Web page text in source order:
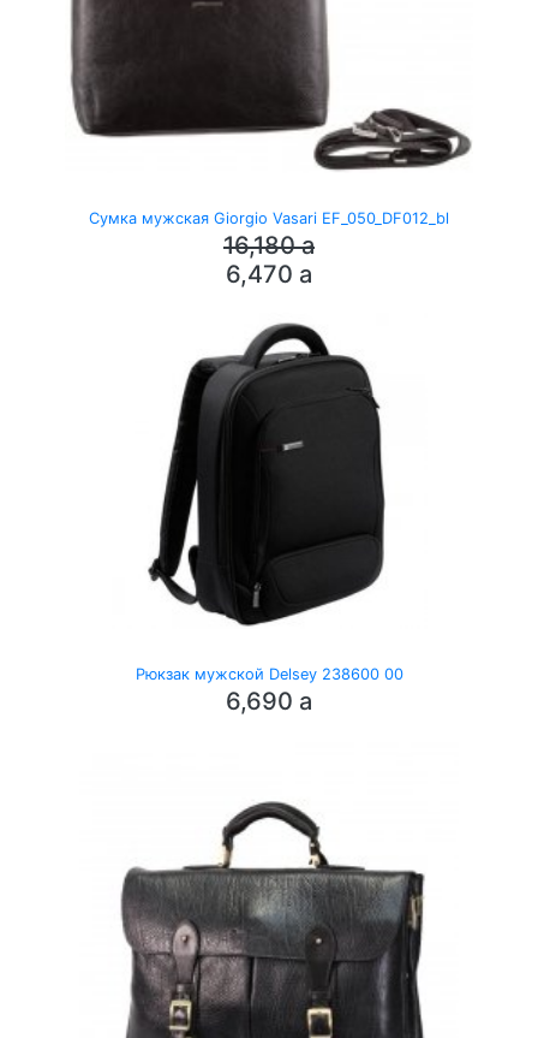
Сумка мужская Giorgio Vasari EF_050_DF012_bl
16,180a
6,470 a
Рюкзак мужской Delsey 238600 00
6,690 a